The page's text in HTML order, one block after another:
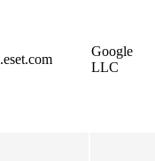
.eset.com
Google
LLC